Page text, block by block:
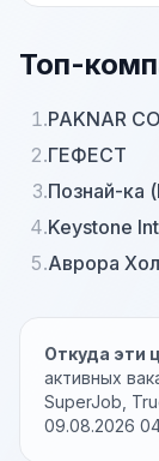
Топ-
1.PAKNAR
2.ГЕФЕСТ
3.Познай-ка
4.Keystone
5.Аврора
Откуда эти
активных
SuperJob,
09.08.2026